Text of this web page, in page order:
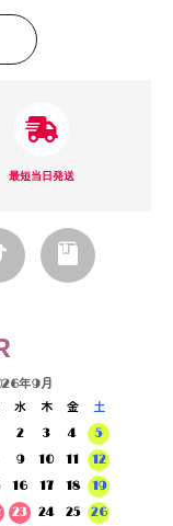
最短当日発送
年9月
水 木 金
土
2 3 4
5
9 10 11
12
16 17 18
19
23 24 25
26